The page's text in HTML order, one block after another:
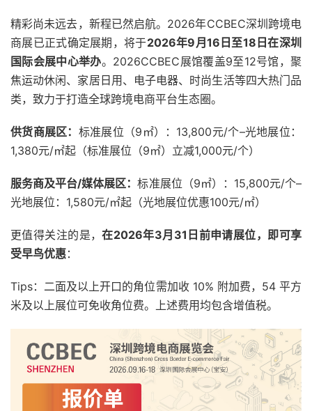
精彩尚未远去，新程已然启航。2026年CCBEC深圳跨境电
商展已正式确定展期，将于2026年9月16日至18日在深圳
国际会展中心举办。2026CCBEC展馆覆盖9至12号馆，聚
焦运动休闲、家居日用、电子电器、时尚生活等四大热门品
类，致力于打造全球跨境电商平台生态圈。
供货商展区： 标准展位（9㎡）：13,800元/个–光地展位：
1,380元/㎡起（标准展位（9㎡）立减1,000元/个）
服务商及平台/媒体展区：标准展位（9㎡）：15,800元/个–
光地展位：1,580元/㎡起（光地展位优惠100元/㎡）
更值得关注的是，在2026年3月31日前申请展位，即可享
受早鸟优惠：
Tips：二面及以上开口的角位需加收 10% 附加费，54 平方
米及以上展位可免收角位费。上述费用均包含增值税。